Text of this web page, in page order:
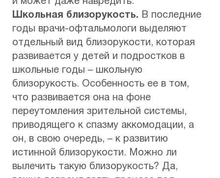
Школьная близорукость. В последние
годы врачи-офтальмологи выделяют
отдельный вид близорукости, которая
развивается у детей и подростков в
школьные годы – школьную
близорукость. Особенность ее в том,
что развивается она на фоне
переутомления зрительной системы,
приводящего к спазму аккомодации, а
он, в свою очередь, – к развитию
истинной близорукости. Можно ли
вылечить такую близорукость? Да,